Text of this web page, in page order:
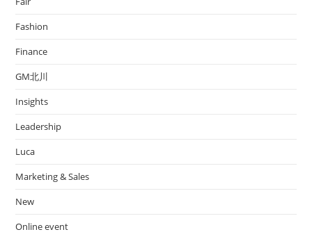
Fashion
Finance
GM北川
Insights
Leadership
Luca
Marketing & Sales
New
Online event